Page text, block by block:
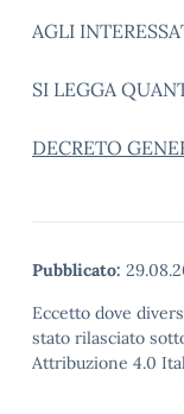
AGLI
SI LEGGA
DECRETO
Pubblicato:
Eccetto dove
stato rilasciato
Attribuzione 4.0